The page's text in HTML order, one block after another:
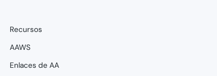
Recursos
AAWS
Enlaces de AA